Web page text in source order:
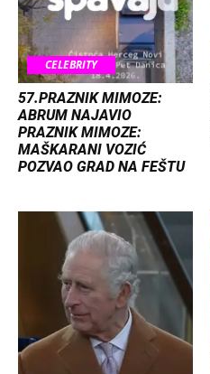
CELEBRITY
57.PRAZNIK MIMOZE:
ABRUM NAJAVIO
PRAZNIK MIMOZE:
MAŠKARANI VOZIĆ
POZVAO GRAD NA FEŠTU